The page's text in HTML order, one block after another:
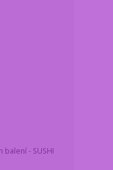
balení - SUSHI